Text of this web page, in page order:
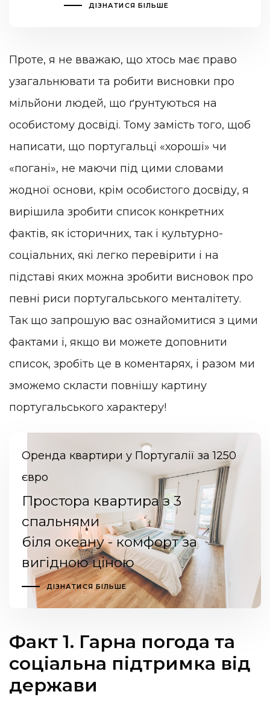
ДІЗНАТИСЯ БІЛЬШЕ
Проте, я не вважаю, що хтось має право
узагальнювати та робити висновки про
мільйони людей, що ґрунтуються на
особистому досвіді. Тому замість того, щоб
написати, що португальці «хороші» чи
«погані», не маючи під цими словами
жодної основи, крім особистого досвіду, я
вирішила зробити список конкретних
фактів, як історичних, так і культурно-
соціальних, які легко перевірити і на
підставі яких можна зробити висновок про
певні риси португальського менталітету.
Так що запрошую вас ознайомитися з цими
фактами і, якщо ви можете доповнити
список, зробіть це в коментарях, і разом ми
зможемо скласти повнішу картину
португальського характеру!
Оренда квартири у Португалії за 1250
євро
Простора квартира з 3
спальнями
біля океану - комфорт за
вигідною ціною
ДІЗНАТИСЯ БІЛЬШЕ
Факт 1. Гарна погода та
соціальна підтримка від
держави